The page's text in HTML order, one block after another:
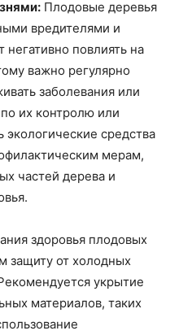
Плодовые деревья
вредителями и
повлиять на
важно регулярно
заболевания или
их контролю или
средства
мерам,
частей дерева и
здоровья плодовых
защиту от холодных
укрытие
материалов, таких